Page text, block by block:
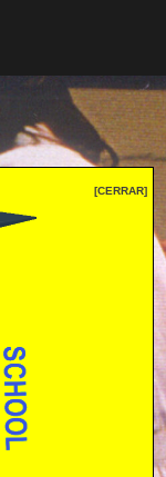
[CERRAR]
el